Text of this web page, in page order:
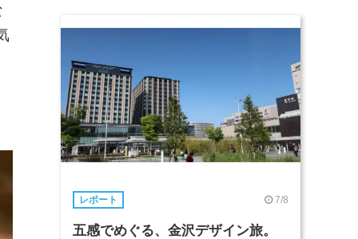
レポート 7/8
五感でめぐる、金沢デザイン旅。